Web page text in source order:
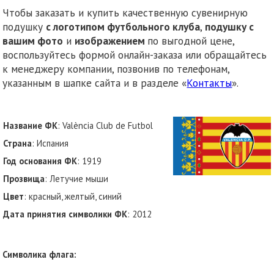
Чтобы заказать и купить качественную сувенирную
подушку с логотипом футбольного клуба, подушку с
вашим фото и изображением по выгодной цене,
воспользуйтесь формой онлайн-заказа или обращайтесь
к менеджеру компании, позвонив по телефонам,
указанным в шапке сайта и в разделе «Контакты».
Название ФК: València Club de Futbol
Страна: Испания
Год основания ФК: 1919
Прозвища: Летучие мыши
Цвет: красный, желтый, синий
Дата принятия символики ФК: 2012
Символика флага: